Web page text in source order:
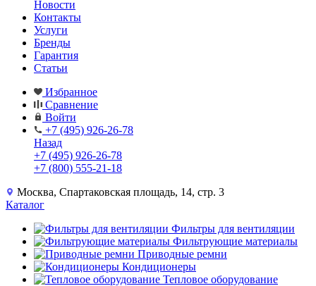
Новости
Контакты
Услуги
Бренды
Гарантия
Статьи
Избранное
Сравнение
Войти
+7 (495) 926-26-78
Назад
+7 (495) 926-26-78
+7 (800) 555-21-18
Москва, Спартаковская площадь, 14, стр. 3
Каталог
Фильтры для вентиляции
Фильтрующие материалы
Приводные ремни
Кондиционеры
Тепловое оборудование